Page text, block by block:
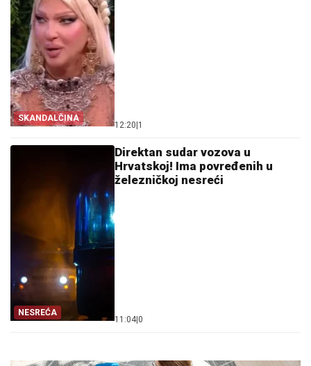
SKANDALČINA
12:20 1
NESREĆA
Direktan sudar vozova u
Hrvatskoj! Ima povređenih u
železničkoj nesreći
11:04 0